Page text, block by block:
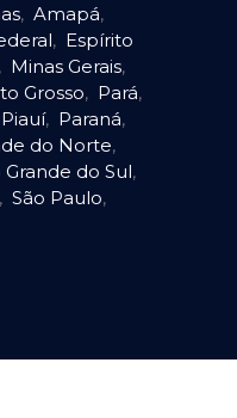
, Amapá,
, Espírito
, Minas Gerais,
Grosso, Pará,
Piauí, Paraná,
do Norte,
Grande do Sul,
, São Paulo,